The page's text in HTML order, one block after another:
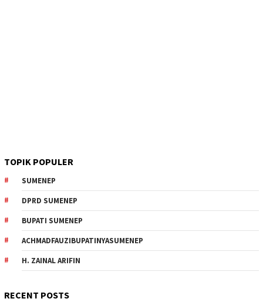
TOPIK POPULER
SUMENEP
DPRD SUMENEP
BUPATI SUMENEP
ACHMADFAUZIBUPATINYASUMENEP
H. ZAINAL ARIFIN
RECENT POSTS